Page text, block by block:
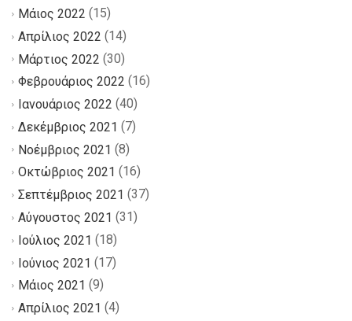
Μάιος 2022 (15)
Απρίλιος 2022 (14)
Μάρτιος 2022 (30)
Φεβρουάριος 2022 (16)
Ιανουάριος 2022 (40)
Δεκέμβριος 2021 (7)
Νοέμβριος 2021 (8)
Οκτώβριος 2021 (16)
Σεπτέμβριος 2021 (37)
Αύγουστος 2021 (31)
Ιούλιος 2021 (18)
Ιούνιος 2021 (17)
Μάιος 2021 (9)
Απρίλιος 2021 (4)